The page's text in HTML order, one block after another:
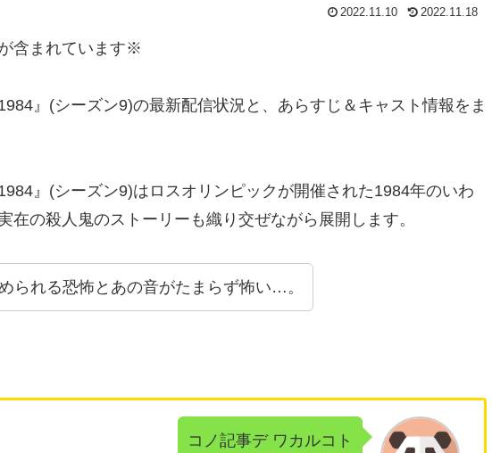
2022.11.10 2022.11.18
含まれています※
』(シーズン9)の最新配信状況と、あらすじ＆キャスト情報をま
』(シーズン9)はロスオリンピックが開催された1984年のいわ
在の殺人鬼のストーリーも織り交ぜながら展開します。
られる恐怖とあの音がたまらず怖い…。
コノ記事デ ワカルコト